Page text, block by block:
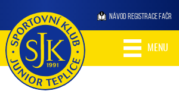
NÁVOD REGISTRACE FAČR
MENU